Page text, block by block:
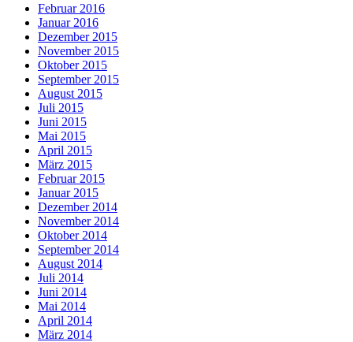
Februar 2016
Januar 2016
Dezember 2015
November 2015
Oktober 2015
September 2015
August 2015
Juli 2015
Juni 2015
Mai 2015
April 2015
März 2015
Februar 2015
Januar 2015
Dezember 2014
November 2014
Oktober 2014
September 2014
August 2014
Juli 2014
Juni 2014
Mai 2014
April 2014
März 2014